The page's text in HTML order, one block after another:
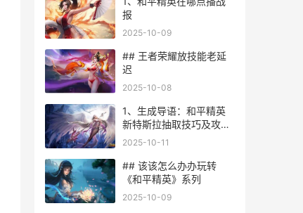
报
2025-10-09
## 王者荣耀放技能老延
迟
2025-10-08
1、生成导语：和平精英
新特斯拉抽取技巧及攻略
分享
2025-10-11
## 该该怎么办办玩转
《和平精英》系列
2025-10-09